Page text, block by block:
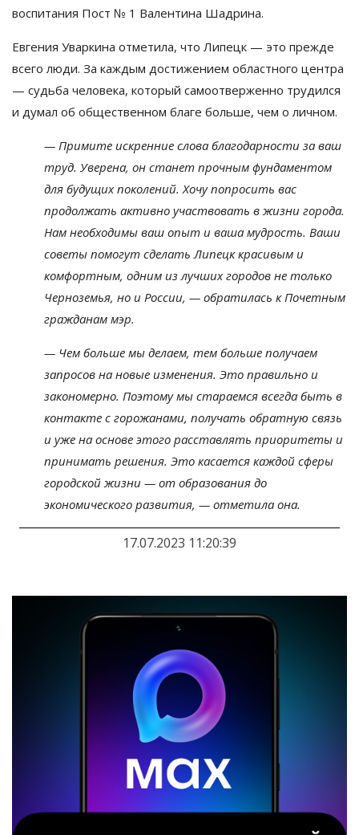
воспитания Пост № 1 Валентина Шадрина.
Евгения Уваркина отметила, что Липецк — это прежде
всего люди. За каждым достижением областного центра
— судьба человека, который самоотверженно трудился
и думал об общественном благе больше, чем о личном.
— Примите искренние слова благодарности за ваш
труд. Уверена, он станет прочным фундаментом
для будущих поколений. Хочу попросить вас
продолжать активно участвовать в жизни города.
Нам необходимы ваш опыт и ваша мудрость. Ваши
советы помогут сделать Липецк красивым и
комфортным, одним из лучших городов не только
Черноземья, но и России, — обратилась к Почетным
гражданам мэр.
— Чем больше мы делаем, тем больше получаем
запросов на новые изменения. Это правильно и
закономерно. Поэтому мы стараемся всегда быть в
контакте с горожанами, получать обратную связь
и уже на основе этого расставлять приоритеты и
принимать решения. Это касается каждой сферы
городской жизни — от образования до
экономического развития, — отметила она.
17.07.2023 11:20:39